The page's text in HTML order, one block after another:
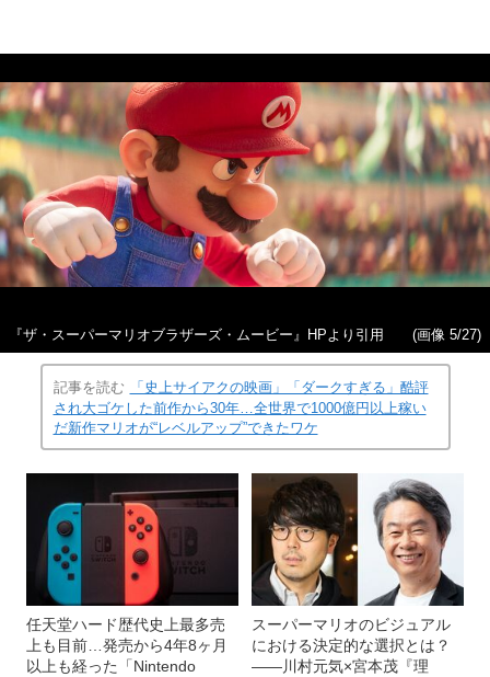
『ザ・スーパーマリオブラザーズ・ムービー』HPより引用 (画像 5/27)
記事を読む
「史上サイアクの映画」「ダークすぎる」酷評
され大ゴケした前作から30年…全世界で1000億円以上稼い
だ新作マリオが“レベルアップ”できたワケ
任天堂ハード歴代史上最多売
上も目前…発売から4年8ヶ月
以上も経った「Nintendo
スーパーマリオのビジュアル
における決定的な選択とは？
――川村元気×宮本茂『理